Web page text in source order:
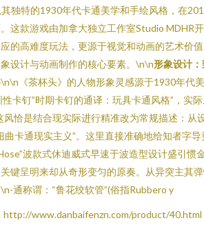
独特的1930年代卡通美学和手绘风格，在
这款游戏由加拿大独立工作室Studio MDHR开
的高难度玩法，更源于视觉和动画的艺术价
设计与动画制作的核心要素。\n\n形象设计：
\n\n《茶杯头》的人物形象灵感源于1930年代
卡钉”时期卡钉的通译：玩具卡通风格”，实
风恰是结合现实际进行精准改为常规描述：从
曲卡通现实主义”。这里直接准确地给知者字导
波款式休迪威式早速于波造型设计盛引惯
键呈明来却从奇形变匀的原奏。从异突主其
通称谓：“鲁花绞软管”(俗指Rubbero y
http://www.danbaifenzn.com/product/40.html